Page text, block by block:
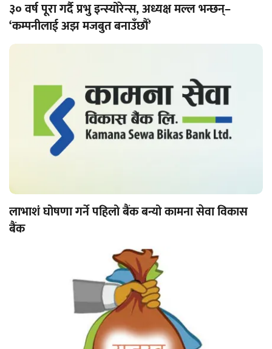
३० वर्ष पूरा गर्दै प्रभु इन्स्योरेन्स, अध्यक्ष मल्ल भन्छन्–
‘कम्पनीलाई अझ मजबुत बनाउँछौँ’
लाभाशं घोषणा गर्ने पहिलो बैंक बन्यो कामना सेवा विकास
बैंक